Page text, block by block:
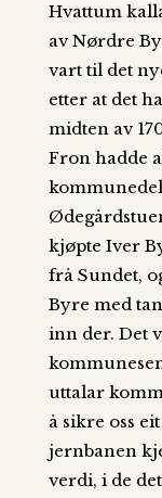
Hvattum
av Nørdre
vart til det
etter at det
midten av
Fron hadde
kjøpte Iver
frå Sundet,
Byre med
inn der. Det
uttalar
å sikre oss
jernbanen
verdi, i de